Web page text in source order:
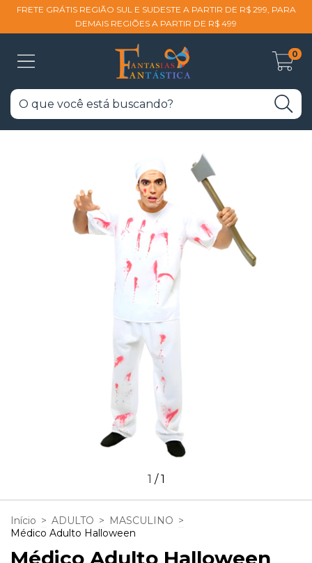
FRETE GRÁTIS REGIÃO SUL E SUDESTE A PARTIR DE R$ 299, PARA
DEMAIS REGIÕES A PARTIR DE R$ 499
0
1 /1
Início > ADULTO > MASCULINO >
Médico Adulto Halloween
Médico Adulto Halloween